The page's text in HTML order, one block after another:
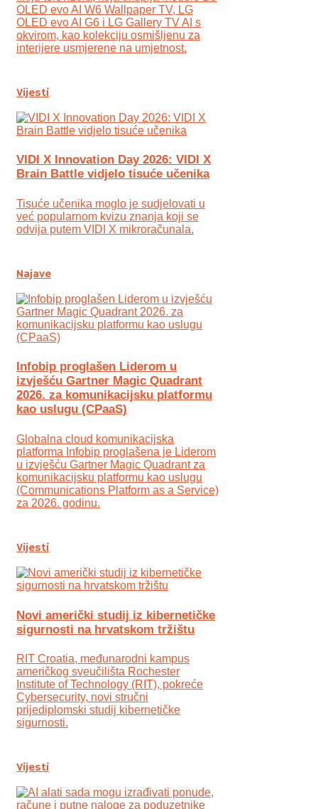
OLED evo AI W6 Wallpaper TV, LG
OLED evo AI G6 i LG Gallery TV AI s
okvirom, kao kolekciju osmišljenu za
interijere usmjerene na umjetnost.
Vijesti
VIDI X Innovation Day 2026: VIDI X
Brain Battle vidjelo tisuće učenika
Tisuće učenika moglo je sudjelovati u
već popularnom kvizu znanja koji se
odvija putem VIDI X mikroračunala.
Najave
Infobip proglašen Liderom u
izvješću Gartner Magic Quadrant
2026. za komunikacijsku platformu
kao uslugu (CPaaS)
Globalna cloud komunikacijska
platforma Infobip proglašena je Liderom
u izvješću Gartner Magic Quadrant za
komunikacijsku platformu kao uslugu
(Communications Platform as a Service)
za 2026. godinu.
Vijesti
Novi američki studij iz kibernetičke
sigurnosti na hrvatskom tržištu
RIT Croatia, međunarodni kampus
američkog sveučilišta Rochester
Institute of Technology (RIT), pokreće
Cybersecurity, novi stručni
prijediplomski studij kibernetičke
sigurnosti.
Vijesti